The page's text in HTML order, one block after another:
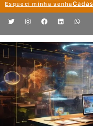
Esqueci minha senha